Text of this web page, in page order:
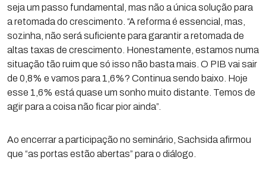
seja um passo fundamental, mas não a única solução para
a retomada do crescimento. “A reforma é essencial, mas,
sozinha, não será suficiente para garantir a retomada de
altas taxas de crescimento. Honestamente, estamos numa
situação tão ruim que só isso não basta mais. O PIB vai sair
de 0,8% e vamos para 1,6%? Continua sendo baixo. Hoje
esse 1,6% está quase um sonho muito distante. Temos de
agir para a coisa não ficar pior ainda”.
Ao encerrar a participação no seminário, Sachsida afirmou
que “as portas estão abertas” para o diálogo.